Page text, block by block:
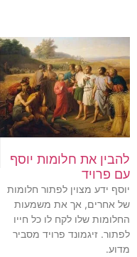
להבין את חלומות יוסף
עם פרויד
יוסף ידע מצוין לפתור חלומות
של אחרים, אך את משמעות
החלומות שלו לקח לו כל חייו
לפתור. זיגמונד פרויד מסביר
מדוע.